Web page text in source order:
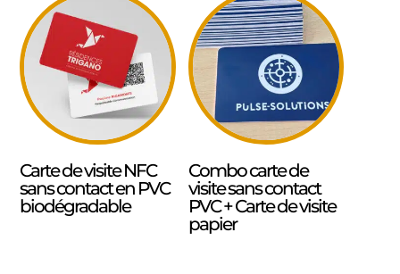
Carte de visite NFC
sans contact en PVC
biodégradable
Combo carte de
visite sans contact
PVC + Carte de visite
papier